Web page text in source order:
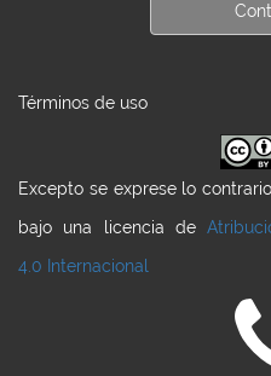
Términos de uso
Excepto se exprese lo
bajo una licencia de
4.0 Internacional